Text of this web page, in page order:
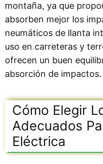
montaña, ya que
absorben mejor los
neumáticos de llanta
uso en carreteras y
ofrecen un buen
absorción de impactos.
Cómo Elegir
Adecuados
Eléctrica